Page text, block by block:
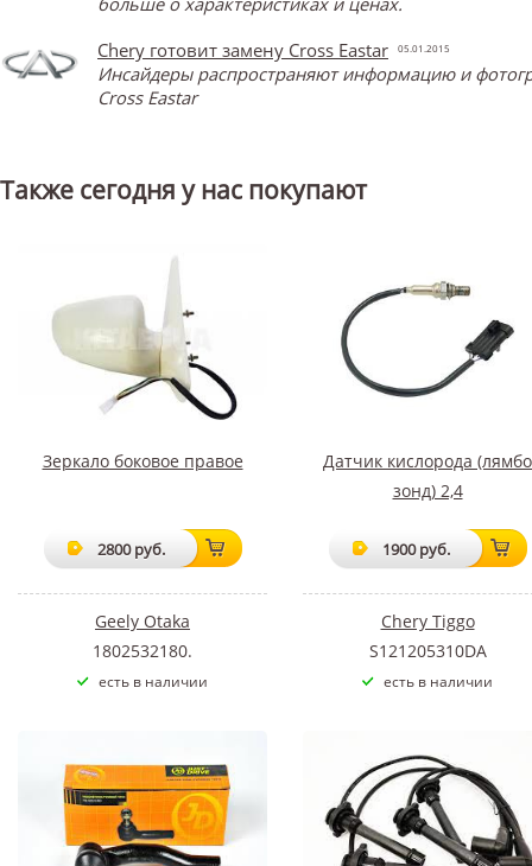
Chery готовит замену Cross Eastar
05.01.2015
Инсайдеры распространяют информацию и
Cross Eastar
Также сегодня у нас покупают
Зеркало боковое правое
2800 руб.
Geely Otaka
1802532180.
есть в наличии
Датчик кислорода (лямбо
зонд) 2,4
1900 руб.
Chery Tiggo
S121205310DA
есть в наличии